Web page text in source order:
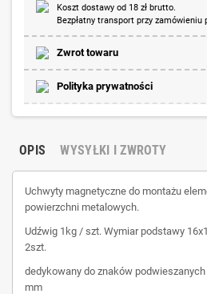
Koszt dostawy od 18 zł brutto.
Bezpłatny transport przy zamówieniu
Zwrot towaru
Polityka prywatności
OPIS WYSYŁKI I ZWROTY
Uchwyty magnetyczne do montażu
powierzchni metalowych.
Udźwig 1kg / szt. Wymiar podstawy
2szt.
dedykowany do znaków
mm